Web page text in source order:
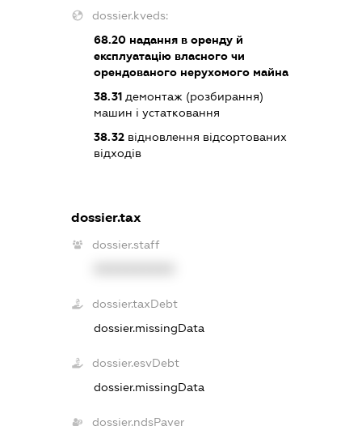
dossier.kveds:
68.20надання в оренду й
експлуатацію власного чи
орендованого нерухомого майна
38.31демонтаж (розбирання)
машин і устатковання
38.32відновлення відсортованих
відходів
dossier.tax
dossier.staff
dossier.taxDebt
dossier.missingData
dossier.esvDebt
dossier.missingData
dossier.ndsPayer